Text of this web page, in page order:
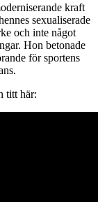
kraft
sexualiserade
och inte något
Hon betonade
för sportens
titt här: